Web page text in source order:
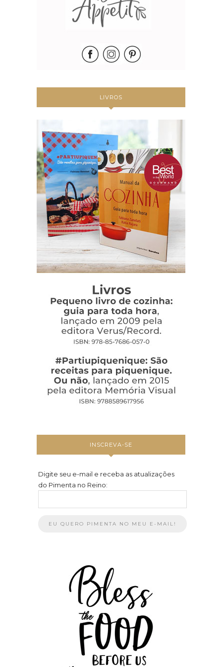
LIVROS
INSCREVA-SE
Digite seu e-mail e receba as atualizações
do Pimenta no Reino: